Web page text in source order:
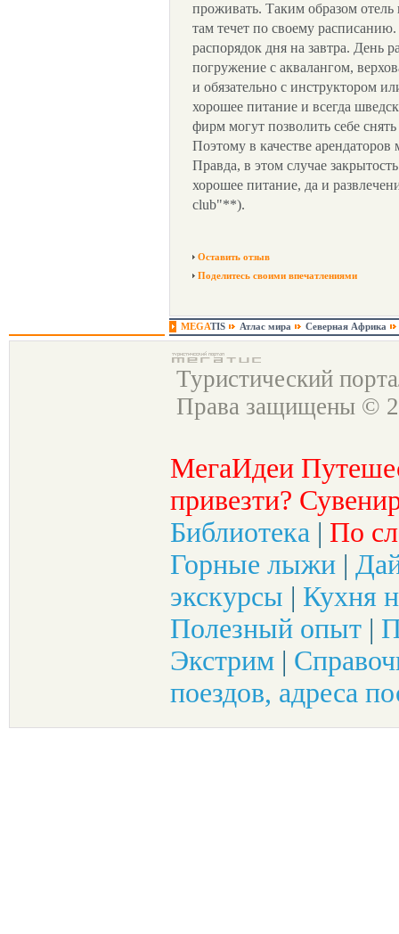
проживать. Таким образом
там течет по своему
распорядок дня на завтра. День
погружение с аквалангом,
и обязательно с инструктором
хорошее питание и всегда
фирм могут позволить себе
Поэтому в качестве арендаторов
Правда, в этом случае
хорошее питание, да и
club"**).
Оставить отзыв
Поделитесь своими впечатлениями
MEGATIS Атлас мира Северная Африка
Туристический
Права защищены ©
МегаИдеи
привезти?
Библиотека | По
Горные лыжи |
экскурсы | Кухня
Полезный опыт |
Экстрим |
поездов, адреса